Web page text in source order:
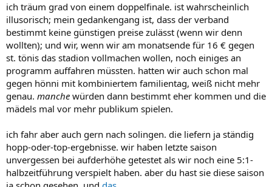
ich träum grad von einem doppelfinale. ist wahrscheinlich
illusorisch; mein gedankengang ist, dass der verband
bestimmt keine günstigen preise zulässt (wenn wir denn
wollten); und wir, wenn wir am monatsende für 16 € gegen
st. tönis das stadion vollmachen wollen, noch einiges an
programm auffahren müssten. hatten wir auch schon mal
gegen hönni mit kombiniertem familientag, weiß nicht mehr
genau. manche würden dann bestimmt eher kommen und die
mädels mal vor mehr publikum spielen.
ich fahr aber auch gern nach solingen. die liefern ja ständig
hopp-oder-top-ergebnisse. wir haben letzte saison
unvergessen bei aufderhöhe getestet als wir noch eine 5:1-
halbzeitführung verspielt haben. aber du hast sie diese saison